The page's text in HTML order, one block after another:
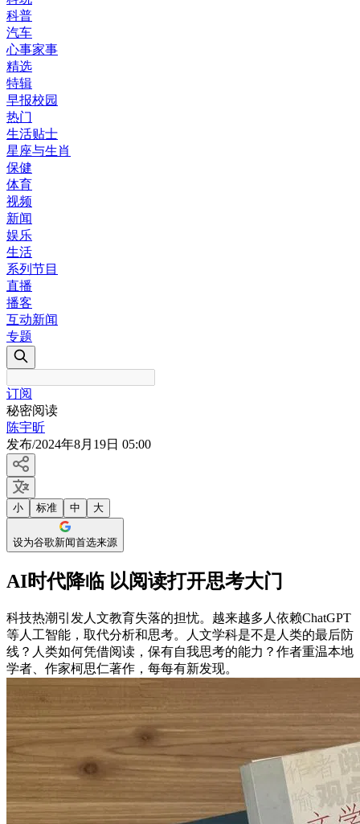
科普
汽车
心事家事
精选
特辑
早报校园
热门
生活贴士
星座与生肖
保健
体育
视频
新闻
娱乐
生活
系列节目
直播
播客
互动新闻
专题
订阅
秘密阅读
陈宇昕
发布/2024年8月19日 05:00
小 标准 中 大
设为谷歌新闻首选来源
AI时代降临 以阅读打开思考大门
科技热潮引发人文教育失落的担忧。越来越多人依赖ChatGPT
等人工智能，取代分析和思考。人文学科是不是人类的最后防
线？人类如何凭借阅读，保有自我思考的能力？作者重温本地
学者、作家柯思仁著作，每每有新发现。